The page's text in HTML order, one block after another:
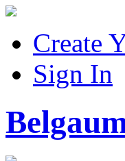
Create
Sign In